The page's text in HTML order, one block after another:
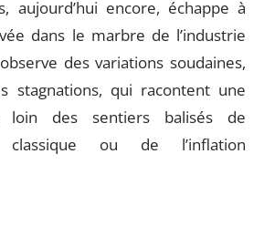
aujourd’hui encore, échappe à
dans le marbre de l’industrie
des variations soudaines,
stagnations, qui racontent une
des sentiers balisés de
classique ou de l’inflation